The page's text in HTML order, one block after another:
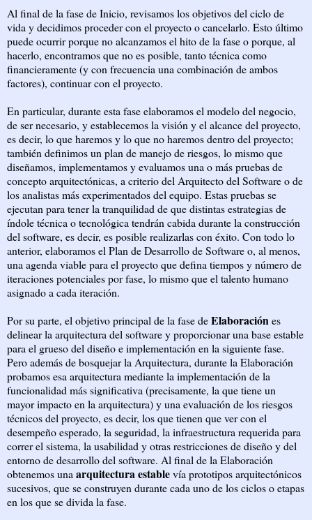
Al final de la fase de Inicio, revisamos los objetivos del ciclo de
vida y decidimos proceder con el proyecto o cancelarlo. Esto último
puede ocurrir porque no alcanzamos el hito de la fase o porque, al
hacerlo, encontramos que no es posible, tanto técnica como
financieramente (y con frecuencia una combinación de ambos
factores), continuar con el proyecto.
En particular, durante esta fase elaboramos el modelo del negocio,
de ser necesario, y establecemos la visión y el alcance del proyecto,
es decir, lo que haremos y lo que no haremos dentro del proyecto;
también definimos un plan de manejo de riesgos, lo mismo que
diseñamos, implementamos y evaluamos una o más pruebas de
concepto arquitectónicas, a criterio del Arquitecto del Software o de
los analistas más experimentados del equipo. Estas pruebas se
ejecutan para tener la tranquilidad de que distintas estrategias de
índole técnica o tecnológica tendrán cabida durante la construcción
del software, es decir, es posible realizarlas con éxito. Con todo lo
anterior, elaboramos el Plan de Desarrollo de Software o, al menos,
una agenda viable para el proyecto que defina tiempos y número de
iteraciones potenciales por fase, lo mismo que el talento humano
asignado a cada iteración.
Por su parte, el objetivo principal de la fase deElaboraciónes
delinear la arquitectura del software y proporcionar una base estable
para el grueso del diseño e implementación en la siguiente fase.
Pero además de bosquejar la Arquitectura, durante la Elaboración
probamos esa arquitectura mediante la implementación de la
funcionalidad más significativa (precisamente, la que tiene un
mayor impacto en la arquitectura) y una evaluación de los riesgos
técnicos del proyecto, es decir, los que tienen que ver con el
desempeño esperado, la seguridad, la infraestructura requerida para
correr el sistema, la usabilidad y otras restricciones de diseño y del
entorno de desarrollo del software. Al final de la Elaboración
obtenemos una arquitectura establevía prototipos arquitectónicos
sucesivos, que se construyen durante cada uno de los ciclos o etapas
en los que se divida la fase.